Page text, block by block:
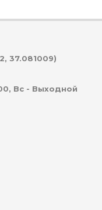
37.081009)
Вс - Выходной